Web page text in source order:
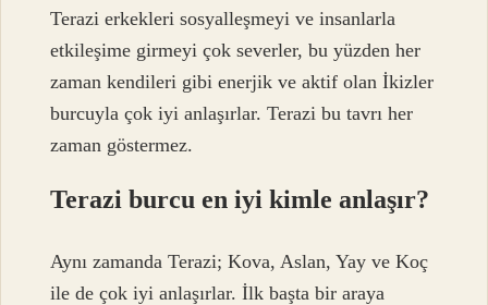
Terazi erkekleri sosyalleşmeyi ve insanlarla
etkileşime girmeyi çok severler, bu yüzden her
zaman kendileri gibi enerjik ve aktif olan İkizler
burcuyla çok iyi anlaşırlar. Terazi bu tavrı her
zaman göstermez.
Terazi burcu en iyi kimle anlaşır?
Aynı zamanda Terazi; Kova, Aslan, Yay ve Koç
ile de çok iyi anlaşırlar. İlk başta bir araya